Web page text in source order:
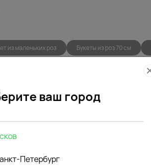
из маленьких роз Букеты из роз 70 см
Фото
ваш город
Петербург